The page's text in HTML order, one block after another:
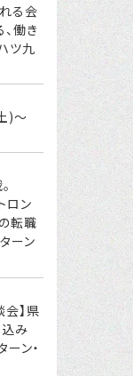
る会
働き
ツ九
)～
ロン
転職
ーン
会】県
み
ーン・